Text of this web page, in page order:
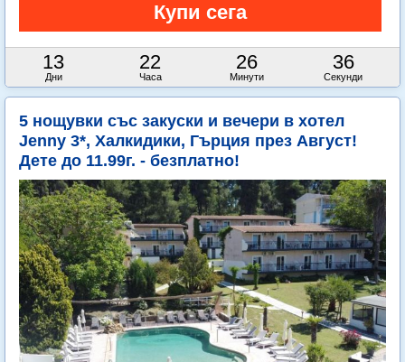
13
Дни
22
Часа
26
Минути
36
Секунди
5 нощувки със закуски и вечери в хотел
Jenny 3*, Халкидики, Гърция през Август!
Дете до 11.99г. - безплатно!